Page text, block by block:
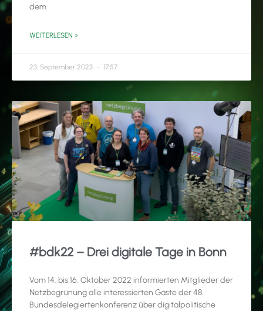
dem
WEITERLESEN »
23. September 2023 17:57
#bdk22 – Drei digitale Tage in Bonn
Vom 14. bis 16. Oktober 2022 informierten Mitglieder der
Netzbegrünung alle interessierten Gäste der 48.
Bundesdelegiertenkonferenz über digitalpolitische